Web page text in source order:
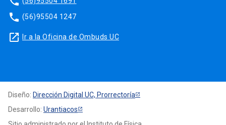
phone (56)95504 1247
launch Ir a la Oficina de Ombuds UC
Diseño: Dirección Digital UC, Prorrectoría
Desarrollo: Urantiacos